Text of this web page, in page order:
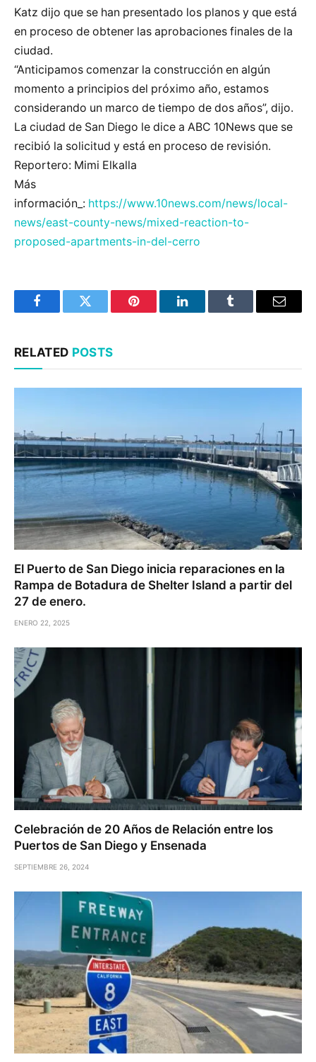
Katz dijo que se han presentado los planos y que está
en proceso de obtener las aprobaciones finales de la
ciudad.
“Anticipamos comenzar la construcción en algún
momento a principios del próximo año, estamos
considerando un marco de tiempo de dos años”, dijo.
La ciudad de San Diego le dice a ABC 10News que se
recibió la solicitud y está en proceso de revisión.
Reportero: Mimi Elkalla
Más
información_: https://www.10news.com/news/local-
news/east-county-news/mixed-reaction-to-
proposed-apartments-in-del-cerro
FacebookTwitter Pinterest LinkedInTumblr Email
RELATED POSTS
El Puerto de San Diego inicia reparaciones en la
Rampa de Botadura de Shelter Island a partir del
27 de enero.
ENERO 22, 2025
Celebración de 20 Años de Relación entre los
Puertos de San Diego y Ensenada
SEPTIEMBRE 26, 2024